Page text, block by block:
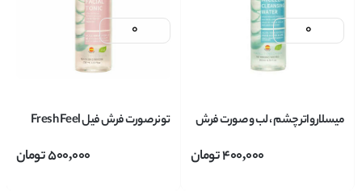
میسلار واتر چشم ، لب و صورت فرش
400,000تومان
تونر صورت فرش فیل Fresh Feel
500,000تومان